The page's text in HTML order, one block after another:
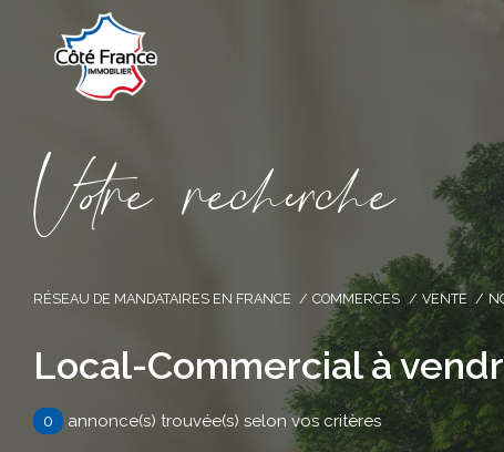
Vore recece
RÉSEAU DE MANDATAIRES EN FRANCE COMMERCES VENTE
Local-Commercial à
0 annonce(s) trouvée(s) selon vos critères